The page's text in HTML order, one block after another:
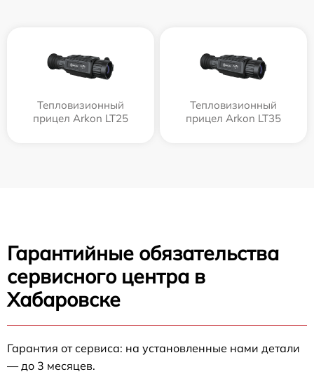
Тепловизионный
прицел Arkon LT25
Тепловизионный
прицел Arkon LT35
Гарантийные обязательства
сервисного центра в
Хабаровске
Гарантия от сервиса: на установленные нами детали
— до 3 месяцев.